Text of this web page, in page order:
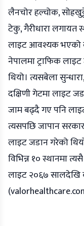
लैनचोर हल्चोक,
टेकु, गैरीधारा लगायत
लाइट आवश्यक भएको
नेपालमा ट्राफिक
थियो। त्यसबेला
दक्षिणी गेटमा लाइट
जाम बढ्दै गए पनि
त्यसपछि जापान
लाइट जडान गरेको
विभिन्न १० स्थानमा
लाइट २०६७ सालदेखि
(